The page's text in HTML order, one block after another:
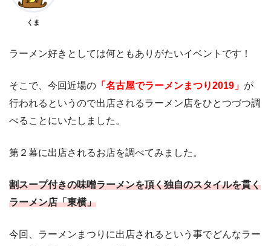
くま
ラーメン好きとしては何ともありがたいイベントです！
そこで、今回近場の 「名古屋でラーメンまつり2019」 が
行われるというので出店されるラーメン店をひとつづつ調
べることにいたしました。
第２幕に出店されるお店を調べてみました。
割スープ付きの味噌ラーメンを頂く独自のスタイルを貫く
ラーメン店「東横」
今回、ラーメンまつりに出店されるという事でどんなラー